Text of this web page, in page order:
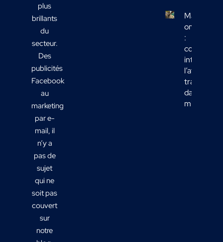
plus
brillants
du
secteur.
Des
publicités
Facebook
au
marketing
par e-
mail, il
n’y a
pas de
sujet
qui ne
soit pas
couvert
sur
notre
Marketing
omnicanal
:
comment
intégrer
l’affichage
transport
dans votre
mix média